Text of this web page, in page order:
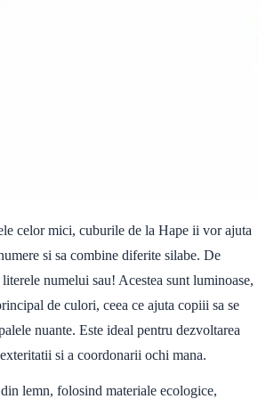
celor mici, cuburile de la Hape ii vor ajuta
si sa combine diferite silabe. De
literele numelui sau! Acestea sunt luminoase,
de culori, ceea ce ajuta copiii sa se
nuante. Este ideal pentru dezvoltarea
si a coordonarii ochi mana.
lemn, folosind materiale ecologice,